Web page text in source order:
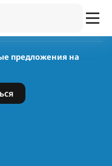
предложения на